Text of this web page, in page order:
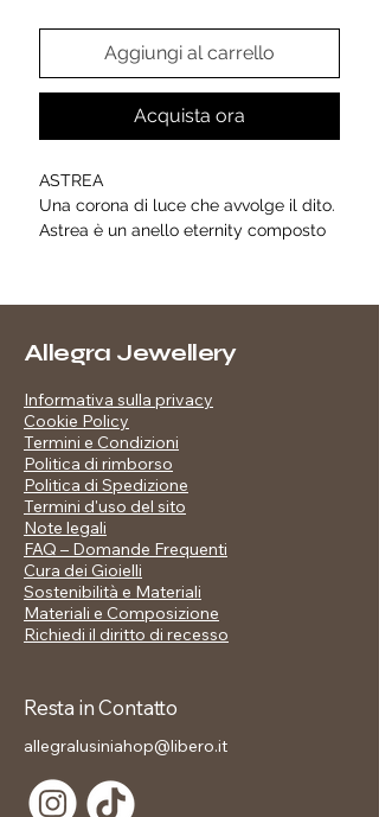
Aggiungi al carrello
Acquista ora
ASTREA
Una corona di luce che avvolge il dito.
Astrea è un anello eternity composto
architettonica color oro che ricorda le
Un gioiello scenico, sofisticato,
ogni occasione.
Eleganza celeste e forza strutturata si
fondono in un unico capolavoro.
Cura dei tuoi Gioielli
I nostri gioielli in acciaio inossidabile
sono pensati per accompagnarti a
lungo, mantenendo la loro brillantezza
e il loro fascino. Per preservarli al
meglio, ti consigliamo di trattarli con
aggressivi o acqua salata. Dopo l’uso,
preferibilmente nel loro astuccio, per
proteggerli da graffi e agenti esterni.
Con piccole attenzioni quotidiane, i
Allegra Jewellery
Informativa sulla privacy
Cookie Policy
Termini e Condizioni
Politica di rimborso
Politica di Spedizione
Termini d'uso del sito
Note legali
FAQ – Domande Frequenti
Cura dei Gioielli
Sostenibilità e Materiali
Materiali e Composizione
Richiedi il diritto di recesso
Resta in Contatto
allegralusiniahop@libero.it